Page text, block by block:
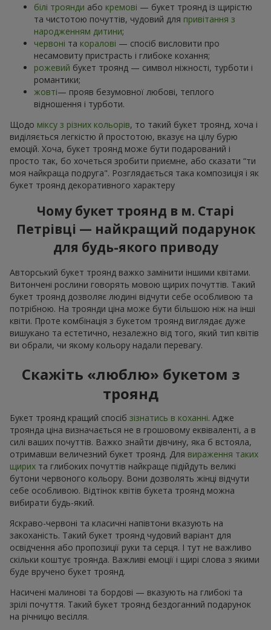
білі троянди або кремові — букет троянд із щирістю
та чистотою почуттів, чудовий для привітання з
народженням дитини;
червоні та коралові — спосіб висловити про
несамовиту пристрасть і глибоке кохання;
рожевий букет троянд — символ ніжності, турботи і
романтики;
жовті— прояв безумовної любові, теплого
відношення і турботи.
Щодо міксу з різних кольорів, то такий букет троянд, хоча і
виділяється легкістю й простотою, вказує на цілу бурю
емоцій. Хоча, букет троянд може бути подарований і
просто так, бо хочеться зробити приємне, або сказати “ти
моя найкраща подруга". Розглядається така композиція і як
букет троянд декоративного характеру
Чому букет троянд в м. Старі
Петрівці — найкращий подарунок
для будь-якого приводу
Авторський букет троянд важко замінити іншими квітами.
Витончені рослини говорять мовою щирих почуттів. Такий
букет троянд дозволяє людині відчути себе особливою та
потрібною. На троянди ціна може бути більшою ніж на інші
квіти. Проте комбінація з букетом троянд виглядає дуже
вишукано та естетично, незалежно від того, який тип квітів
ви обрали, чи якому кольору надали перевагу.
Скажіть «люблю» букетом з
троянд
Букет троянд кращий спосіб зізнатись в коханні. Адже
троянда ціна визначається не в грошовому еквіваленті, а в
силі ваших почуттів. Важко знайти дівчину, яка б встояла,
отримавши величезний букет троянд. Для вираження таких
щирих та глибоких почуттів найкраще підійдуть великі
бутони червоного кольору. Вони дозволять жінці відчути
себе особливою. Відтінок квітів букета троянд можна
вибирати будь-який.
Яскраво-червоні та класичні напівтони вказують на
закоханість. Такий букет троянд чудовий варіант для
освідчення або пропозиції руки та серця. І тут не важливо
скільки коштує троянда. Важливі емоції і щирі слова з якими
буде вручено букет троянд.
Насичені малинові та бордові — вказують на глибокі та
зрілі почуття. Такий букет троянд бездоганний подарунок
на річницю весілля.